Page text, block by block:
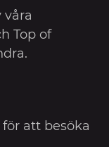
våra
Top of
att besöka